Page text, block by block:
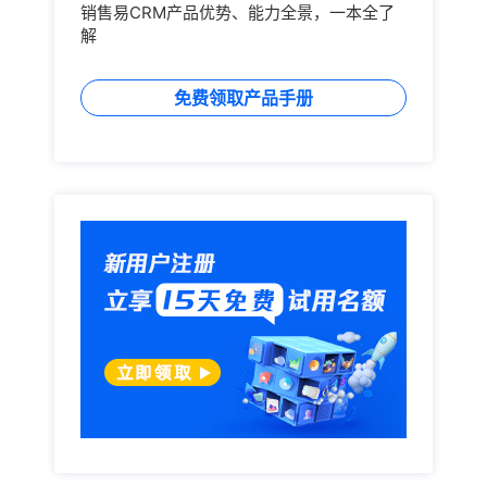
销售易CRM产品优势、能力全景，一本全了
解
免费领取产品手册